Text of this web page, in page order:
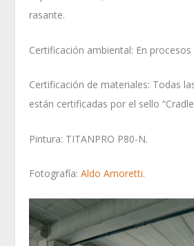
rasante.
Certificación ambiental: En procesos
Certificación de materiales: Todas
están certificadas por el sello
Pintura: TITANPRO P80-N.
Fotografía:Aldo Amoretti.